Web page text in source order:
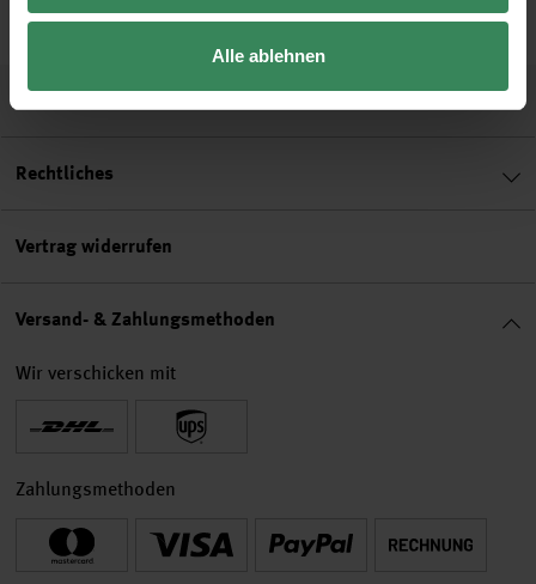
Alle ablehnen
Rechtliches
Vertrag widerrufen
Versand- & Zahlungsmethoden
Wir verschicken mit
Zahlungsmethoden